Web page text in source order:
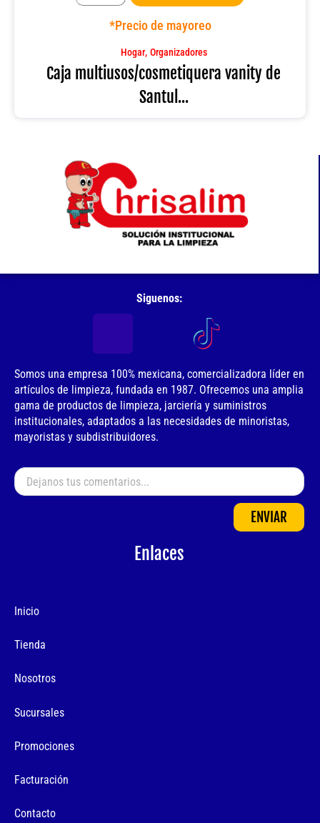
vanity
cantidad
*Precio de mayoreo
Hogar, Organizadores
Caja multiusos/cosmetiquera vanity de
Santul...
Siguenos:
Somos una empresa 100% mexicana, comercializadora líder en
artículos de limpieza, fundada en 1987. Ofrecemos una amplia
gama de productos de limpieza, jarciería y suministros
institucionales, adaptados a las necesidades de minoristas,
mayoristas y subdistribuidores.
ENVIAR
Enlaces
Inicio
Tienda
Nosotros
Sucursales
Promociones
Facturación
Contacto